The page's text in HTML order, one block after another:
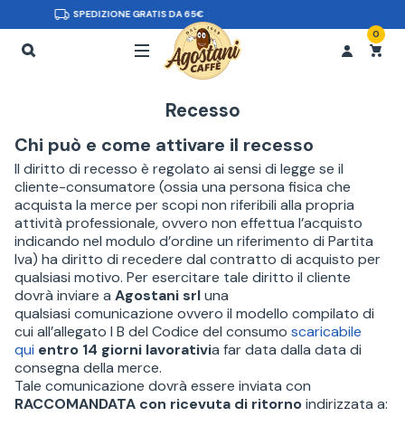
CONSEGNA IN 48H
0
Recesso
Chi può e come attivare il recesso
Il diritto di recesso è regolato ai sensi di legge se il
cliente-consumatore (ossia una persona fisica che
acquista la merce per scopi non riferibili alla propria
attività professionale, ovvero non effettua l’acquisto
indicando nel modulo d’ordine un riferimento di Partita
Iva) ha diritto di recedere dal contratto di acquisto per
qualsiasi motivo. Per esercitare tale diritto il cliente
dovrà inviare a Agostani srluna
qualsiasi comunicazione ovvero il modello compilato di
cui all’allegato I B del Codice del consumo scaricabile
qui entro 14 giorni lavorativia far data dalla data di
consegna della merce.
Tale comunicazione dovrà essere inviata con
RACCOMANDATA con ricevuta di ritornoindirizzata a: